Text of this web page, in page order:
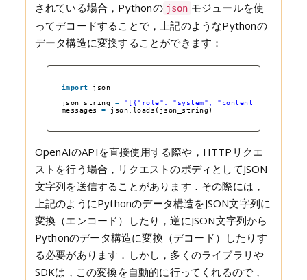
されている場合，Pythonの json モジュールを使
ってデコードすることで，上記のようなPythonの
データ構造に変換することができます：
import
json
json_string =
'[{"role": "system", "content": "You
messages = json.loads(json_string)
OpenAIのAPIを直接使用する際や，HTTPリクエ
ストを行う場合，リクエストのボディとしてJSON
文字列を送信することがあります．その際には，
上記のようにPythonのデータ構造をJSON文字列に
変換（エンコード）したり，逆にJSON文字列から
Pythonのデータ構造に変換（デコード）したりす
る必要があります．しかし，多くのライブラリや
SDKは，この変換を自動的に行ってくれるので，